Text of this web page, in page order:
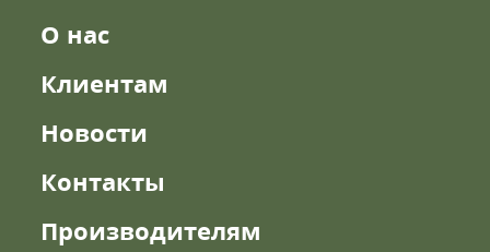
О нас
Клиентам
Новости
Контакты
Производителям